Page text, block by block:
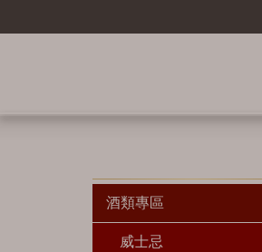
酒類專區
威士忌